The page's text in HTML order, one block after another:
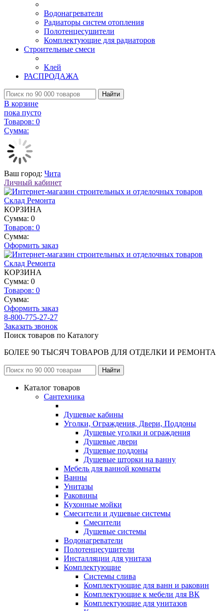
Водонагреватели
Радиаторы систем отопления
Полотенцесушители
Комплектующие для радиаторов
Строительные смеси
Клей
РАСПРОДАЖА
Найти
В корзине
пока пусто
Товаров: 0
Сумма:
Ваш город: Чита
Личный кабинет
КОРЗИНА
Сумма: 0
Товаров: 0
Сумма:
Оформить заказ
КОРЗИНА
Сумма: 0
Товаров: 0
Сумма:
Оформить заказ
8-800-775-27-27
Заказать звонок
Поиск товаров по Каталогу
БОЛЕЕ 90 ТЫСЯЧ ТОВАРОВ ДЛЯ ОТДЕЛКИ И РЕМОНТА
Каталог товаров
Сантехника
Душевые кабины
Уголки, Ограждения, Двери, Поддоны
Душевые уголки и ограждения
Душевые двери
Душевые поддоны
Душевые шторки на ванну
Мебель для ванной комнаты
Ванны
Унитазы
Раковины
Кухонные мойки
Смесители и душевые системы
Смесители
Душевые системы
Водонагреватели
Полотенцесушители
Инсталляции для унитаза
Комплектующие
Системы слива
Комплектующие для ванн и раковин
Комплектующие к мебели для ВК
Комплектующие для унитазов